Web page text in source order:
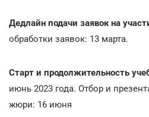
Дедлайн подачи заявок на
обработки заявок: 13 марта.
Старт и продолжительность
июнь 2023 года. Отбор и
жюри: 16 июня